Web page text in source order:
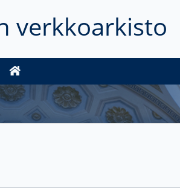
verkkoarkisto